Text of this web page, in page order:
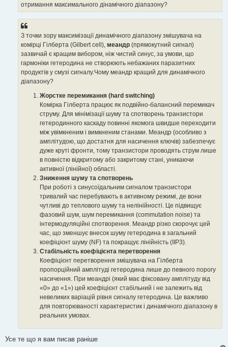
отримання максимального дінамічного діапазону?
З точки зору максимізації динамічного діапазону змішувача на
комірці Гілберта (Gilbert cell), меандр (прямокутний сигнал)
зазвичай є кращим вибором, ніж чистий синус, за умови, що
гармоніки гетеродина не створюють небажаних паразитних
продуктів у смузі сигналу.Чому меандр кращий для динамічного
діапазону?
Жорстке перемикання (hard switching)
Комірка Гілберта працює як подвійно-балансний перемикач
струму. Для мінімізації шуму та спотворень транзистори
гетеродинного каскаду повинні якомога швидше переходити
між увімкненим і вимкненим станами. Меандр (особливо з
амплітудою, що достатня для насичення ключів) забезпечує
дуже круті фронти, тому транзистори проводять струм лише
в повністю відкритому або закритому стані, уникаючи
активної (лінійної) області.
Зниження шуму та спотворень
При роботі з синусоїдальним сигналом транзистори
тривалий час перебувають в активному режимі, де вони
чутливі до теплового шуму та нелінійності. Це підвищує
фазовий шум, шум перемикання (commutation noise) та
інтермодуляційні спотворення. Меандр різко скорочує цей
час, що зменшує внесок шуму гетеродина в загальний
коефіцієнт шуму (NF) та покращує лінійність (IIP3).
Стабільність коефіцієнта перетворення
Коефіцієнт перетворення змішувача на Гілберта
пропорційний амплітуді гетеродина лише до певного порогу
насичення. При меандрі (який має фіксовану амплітуду від
«0» до «1») цей коефіцієнт стабільний і не залежить від
невеликих варіацій рівня сигналу гетеродина. Це важливо
для повторюваності характеристик і динамічного діапазону в
реальних умовах.
Усе те що я вам писав раніше